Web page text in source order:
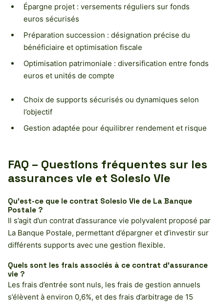
Épargne projet : versements réguliers sur fonds
euros sécurisés
Préparation succession : désignation précise du
bénéficiaire et optimisation fiscale
Optimisation patrimoniale : diversification entre fonds
euros et unités de compte
Choix de supports sécurisés ou dynamiques selon
l’objectif
Gestion adaptée pour équilibrer rendement et risque
FAQ – Questions fréquentes sur les
assurances vie et Solesio Vie
Qu’est-ce que le contrat Solesio Vie de La Banque
Postale ?
Il s’agit d’un contrat d’assurance vie polyvalent proposé par
La Banque Postale, permettant d’épargner et d’investir sur
différents supports avec une gestion flexible.
Quels sont les frais associés à ce contrat d’assurance
vie ?
Les frais d’entrée sont nuls, les frais de gestion annuels
s’élèvent à environ 0,6%, et des frais d’arbitrage de 15